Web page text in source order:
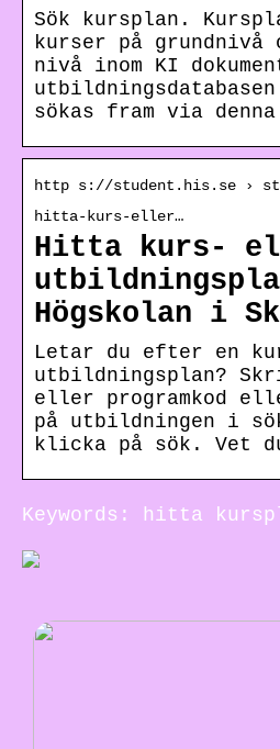
Sök kursplan.
kurser på grundnivå
nivå inom KI
utbildningsdatabasen
sökas fram via
http s://student.his.se ›
hitta-kurs-eller…
Hitta kurs-
Högskolan i
Letar du efter en
utbildningsplan?
eller programkod
på utbildningen i
klicka på sök. Vet
Keywords: hitta